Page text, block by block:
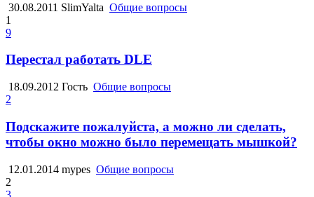
30.08.2011 SlimYalta Общие вопросы
1
9
Перестал работать DLE
18.09.2012 Гость Общие вопросы
2
Подскажите пожалуйста, а можно ли сделать,
чтобы окно можно было перемещать мышкой?
12.01.2014 mypes Общие вопросы
2
3